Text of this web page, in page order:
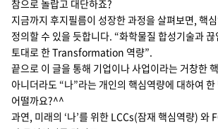
참으로 놀랍고 대단하죠?
지금까지 후지필름이 성장한 과정을 살펴보면, 핵
정의할 수 있을 듯합니다. “화학물질 합성기술과
토대로 한 Transformation 역량”.
끝으로 이 글을 통해 기업이나 사업이라는 거창한
아니더라도 “나”라는 개인의 핵심역량에 대하여
어떨까요?^^
과연, 미래의 ‘나’를 위한 LCCs(잠재 핵심역량) 와